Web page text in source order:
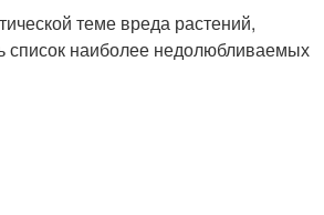
теме вреда растений,
список наиболее недолюбливаемых